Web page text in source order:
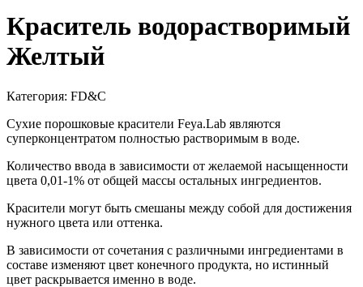
Краситель водорастворимый
Желтый
Категория: FD&С
Сухие порошковые красители Feya.Lab являются
суперконцентратом полностью растворимым в воде.
Количество ввода в зависимости от желаемой насыщенности
цвета 0,01-1% от общей массы остальных ингредиентов.
Красители могут быть смешаны между собой для достижения
нужного цвета или оттенка.
В зависимости от сочетания с различными ингредиентами в
составе изменяют цвет конечного продукта, но истинный
цвет раскрывается именно в воде.